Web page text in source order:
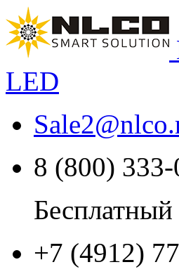
LED
Sale2@
8 (800) 333-
+7 (4912)